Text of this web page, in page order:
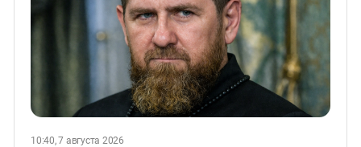
10:40, 7 августа 2026